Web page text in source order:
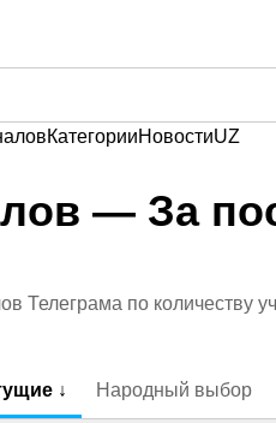
КатегорииНовостиUZ
— За
Телеграма по количеству
↓ Народный выбор